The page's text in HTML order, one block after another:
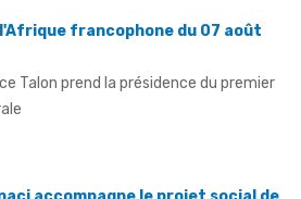
Talon prend la présidence du premier